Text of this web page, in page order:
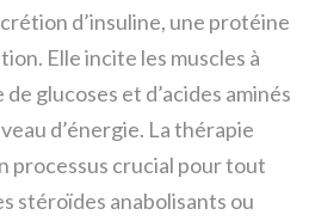
d’insuline, une protéine
Elle incite les muscles à
glucoses et d’acides aminés
d’énergie. La thérapie
processus crucial pour tout
stéroïdes anabolisants ou